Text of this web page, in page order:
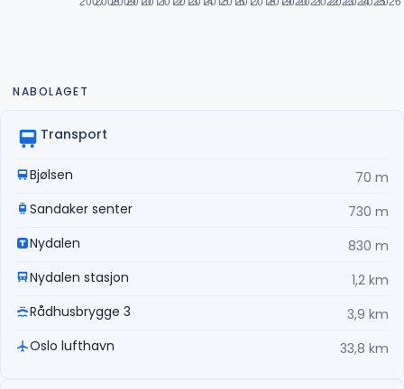
NABOLAGET
Transport
Bjølsen
70 m
Sandaker senter
730 m
Nydalen
830 m
Nydalen stasjon
1,2 km
Rådhusbrygge 3
3,9 km
Oslo lufthavn
33,8 km